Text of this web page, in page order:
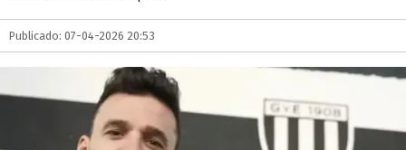
Publicado: 07-04-2026 20:53